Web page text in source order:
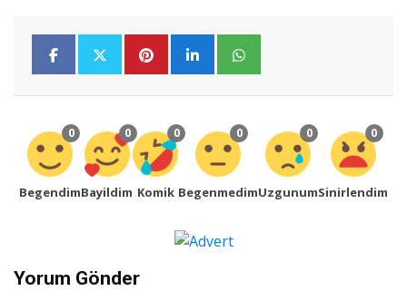
0
Begendim
0
Bayildim
0
Komik
0
Begenmedim
0
Uzgunum
0
Sinirlendim
Yorum Gönder